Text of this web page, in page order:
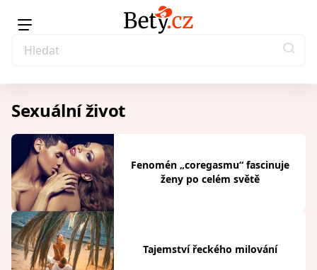
Sexuální život
Fenomén „coregasmu“ fascinuje
ženy po celém světě
Tajemství řeckého milování